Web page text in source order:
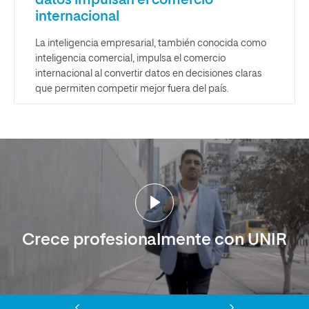
internacional
La inteligencia empresarial, también conocida como
inteligencia comercial, impulsa el comercio
internacional al convertir datos en decisiones claras
que permiten competir mejor fuera del país.
Crece profesionalmente con UNIR